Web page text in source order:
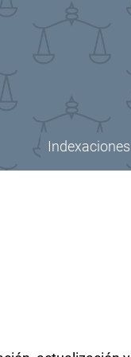
Indexaciones